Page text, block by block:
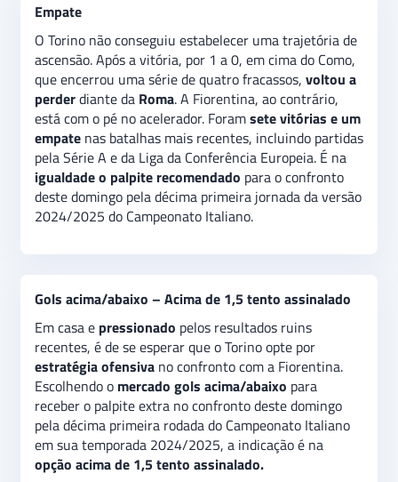
sem perder.
igualdadeé a recomendação para o duelo deste
domingo pela décima primeira rodada do Campeonato
Italiano em sua versão 2024/2025. Nomercado gols
acima/abaixo, a indicação é naopção acima de 1,5
tento assinalado.
Empate
O Torino não conseguiu estabelecer uma trajetória de
ascensão. Após a vitória, por 1 a 0, em cima do Como,
que encerrou uma série de quatro fracassos, voltou a
perderdiante da Roma. A Fiorentina, ao contrário,
está com o pé no acelerador. Foramsete vitórias e um
empate nas batalhas mais recentes, incluindo partidas
pela Série A e da Liga da Conferência Europeia. É na
igualdade o palpite recomendado para o confronto
deste domingo pela décima primeira jornada da versão
2024/2025 do Campeonato Italiano.
Gols acima/abaixo – Acima de 1,5 tento assinalado
Em casa e pressionado pelos resultados ruins
recentes, é de se esperar que o Torino opte por
estratégia ofensiva no confronto com a Fiorentina.
Escolhendo o mercado gols acima/abaixo para
receber o palpite extra no confronto deste domingo
pela décima primeira rodada do Campeonato Italiano
em sua temporada 2024/2025, a indicação é na
opção acima de 1,5 tento assinalado.